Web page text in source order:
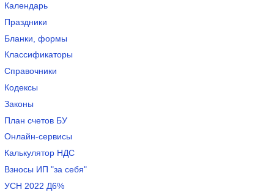
Календарь
Праздники
Бланки, формы
Классификаторы
Справочники
Кодексы
Законы
План счетов БУ
Онлайн-сервисы
Калькулятор НДС
Взносы ИП "за себя"
УСН 2022 Д6%